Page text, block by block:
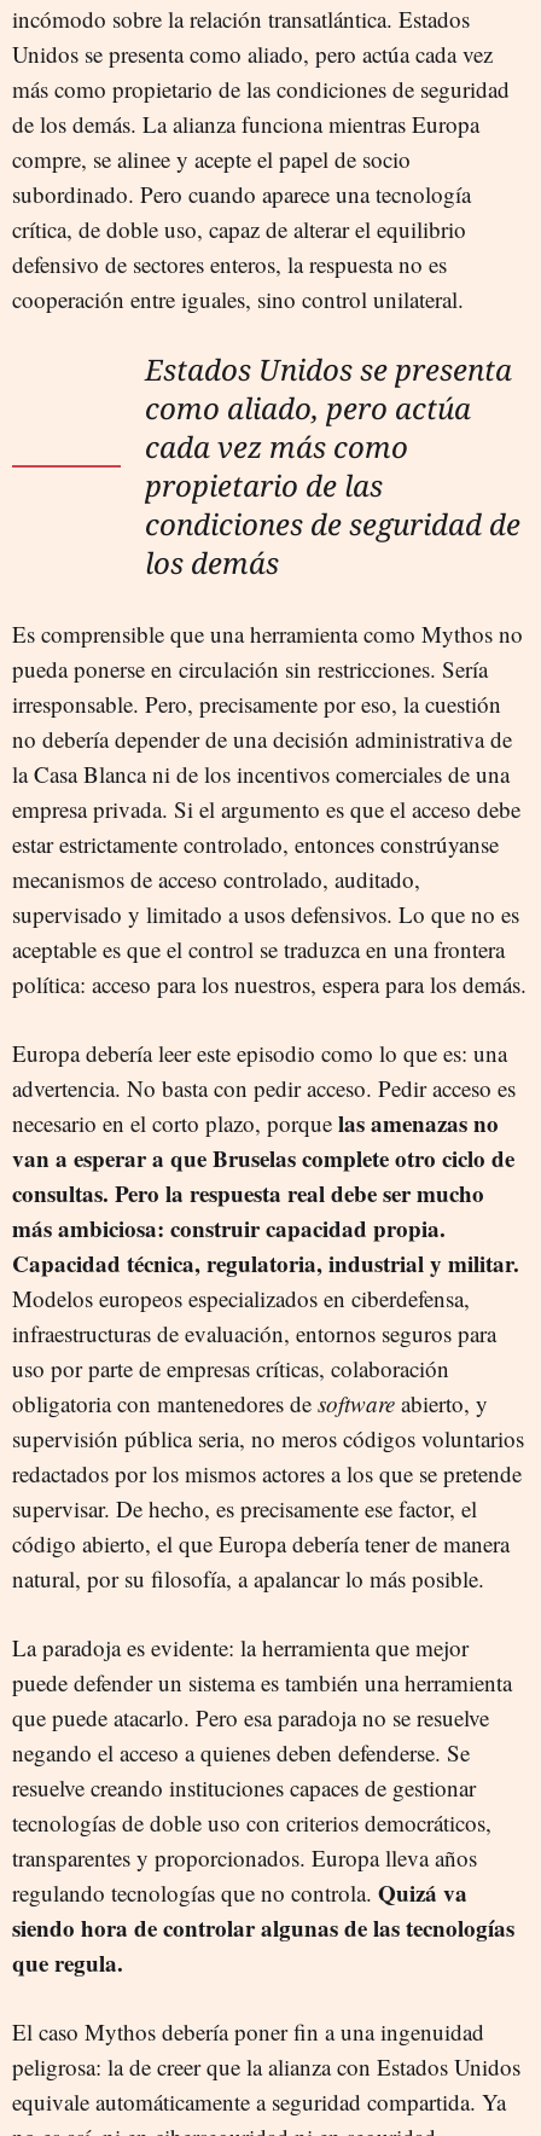
incómodo sobre la relación transatlántica. Estados
Unidos se presenta como aliado, pero actúa cada vez
más como propietario de las condiciones de seguridad
de los demás. La alianza funciona mientras Europa
compre, se alinee y acepte el papel de socio
subordinado. Pero cuando aparece una tecnología
crítica, de doble uso, capaz de alterar el equilibrio
defensivo de sectores enteros, la respuesta no es
cooperación entre iguales, sino control unilateral.
Estados Unidos se presenta
como aliado, pero actúa
cada vez más como
propietario de las
condiciones de seguridad de
los demás
Es comprensible que una herramienta como Mythos no
pueda ponerse en circulación sin restricciones. Sería
irresponsable. Pero, precisamente por eso, la cuestión
no debería depender de una decisión administrativa de
la Casa Blanca ni de los incentivos comerciales de una
empresa privada. Si el argumento es que el acceso debe
estar estrictamente controlado, entonces constrúyanse
mecanismos de acceso controlado, auditado,
supervisado y limitado a usos defensivos. Lo que no es
aceptable es que el control se traduzca en una frontera
política: acceso para los nuestros, espera para los demás.
Europa debería leer este episodio como lo que es: una
advertencia. No basta con pedir acceso. Pedir acceso es
necesario en el corto plazo, porque las amenazas no
van a esperar a que Bruselas complete otro ciclo de
consultas. Pero la respuesta real debe ser mucho
más ambiciosa: construir capacidad propia.
Capacidad técnica, regulatoria, industrial y militar.
Modelos europeos especializados en ciberdefensa,
infraestructuras de evaluación, entornos seguros para
uso por parte de empresas críticas, colaboración
obligatoria con mantenedores de software abierto, y
supervisión pública seria, no meros códigos voluntarios
redactados por los mismos actores a los que se pretende
supervisar. De hecho, es precisamente ese factor, el
código abierto, el que Europa debería tener de manera
natural, por su filosofía, a apalancar lo más posible.
La paradoja es evidente: la herramienta que mejor
puede defender un sistema es también una herramienta
que puede atacarlo. Pero esa paradoja no se resuelve
negando el acceso a quienes deben defenderse. Se
resuelve creando instituciones capaces de gestionar
tecnologías de doble uso con criterios democráticos,
transparentes y proporcionados. Europa lleva años
regulando tecnologías que no controla. Quizá va
siendo hora de controlar algunas de las tecnologías
que regula.
El caso Mythos debería poner fin a una ingenuidad
peligrosa: la de creer que la alianza con Estados Unidos
equivale automáticamente a seguridad compartida. Ya